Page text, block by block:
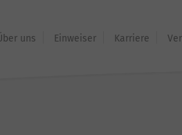
uns Einweiser Karriere